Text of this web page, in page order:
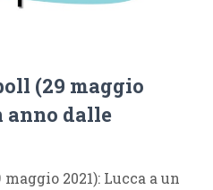
(29 maggio
anno dalle
2021): Lucca a un